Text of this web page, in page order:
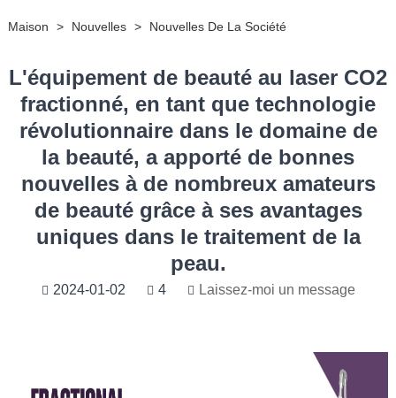
Maison > Nouvelles > Nouvelles De La Société
L'équipement de beauté au laser CO2
fractionné, en tant que technologie
révolutionnaire dans le domaine de
la beauté, a apporté de bonnes
nouvelles à de nombreux amateurs
de beauté grâce à ses avantages
uniques dans le traitement de la
peau.
2024-01-02 4 Laissez-moi un message